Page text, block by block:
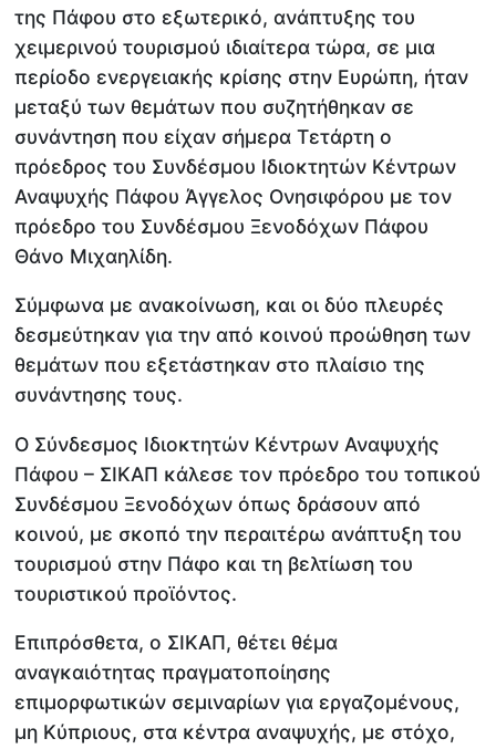
της Πάφου στο εξωτερικό, ανάπτυξης του
χειμερινού τουρισμού ιδιαίτερα τώρα, σε μια
περίοδο ενεργειακής κρίσης στην Ευρώπη, ήταν
μεταξύ των θεμάτων που συζητήθηκαν σε
συνάντηση που είχαν σήμερα Τετάρτη ο
πρόεδρος του Συνδέσμου Ιδιοκτητών Κέντρων
Αναψυχής Πάφου Άγγελος Ονησιφόρου με τον
πρόεδρο του Συνδέσμου Ξενοδόχων Πάφου
Θάνο Μιχαηλίδη.
Σύμφωνα με ανακοίνωση, και οι δύο πλευρές
δεσμεύτηκαν για την από κοινού προώθηση των
θεμάτων που εξετάστηκαν στο πλαίσιο της
συνάντησης τους.
Ο Σύνδεσμος Ιδιοκτητών Κέντρων Αναψυχής
Πάφου – ΣΙΚΑΠ κάλεσε τον πρόεδρο του τοπικού
Συνδέσμου Ξενοδόχων όπως δράσουν από
κοινού, με σκοπό την περαιτέρω ανάπτυξη του
τουρισμού στην Πάφο και τη βελτίωση του
τουριστικού προϊόντος.
Επιπρόσθετα, ο ΣΙΚΑΠ, θέτει θέμα
αναγκαιότητας πραγματοποίησης
επιμορφωτικών σεμιναρίων για εργαζομένους,
μη Κύπριους, στα κέντρα αναψυχής, με στόχο,